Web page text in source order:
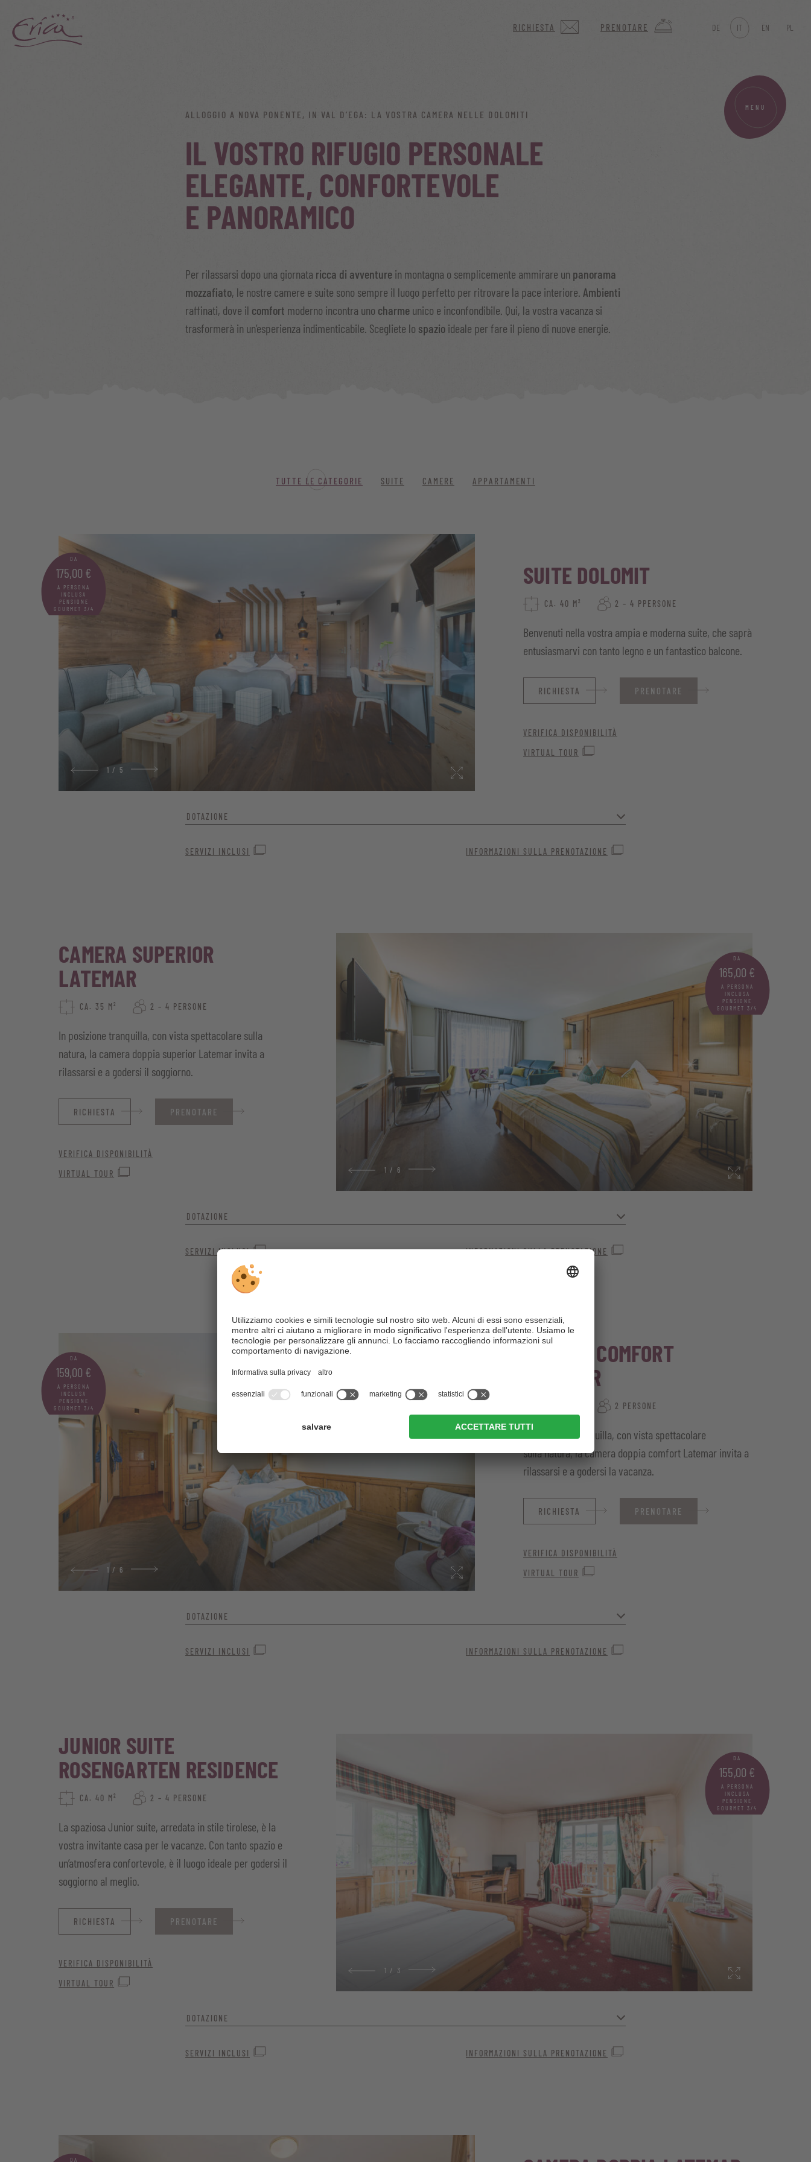
MENU
RICHIESTA PRENOTARE DE IT EN PL
ALLOGGIO A NOVA PONENTE, IN VAL D’EGA: LA VOSTRA CAMERA NELLE DOLOMITI
IL VOSTRO RIFUGIO PERSONALE
ELEGANTE, CONFORTEVOLE
E PANORAMICO
Per rilassarsi dopo una giornata ricca di avventure in montagna o semplicemente ammirare un panorama
mozzafiato, le nostre camere e suite sono sempre il luogo perfetto per ritrovare la pace interiore. Ambienti
raffinati, dove il comfort moderno incontra uno charme unico e inconfondibile. Qui, la vostra vacanza si
trasformerà in un’esperienza indimenticabile. Scegliete lo spazio ideale per fare il pieno di nuove energie.
TUTTE LE CATEGORIE SUITE CAMERE APPARTAMENTI
1 / 5
SUITE DOLOMIT
CA. 40 M² 2 – 4 PPERSONE
Benvenuti nella vostra ampia e moderna suite, che saprà
entusiasmarvi con tanto legno e un fantastico balcone.
RICHIESTA PRENOTARE
VERIFICA DISPONIBILITÀ
VIRTUAL TOUR
DA
175,00 €
A PERSONA
INCLUSA
PENSIONE
GOURMET 3/4
DOTAZIONE
La vista mozzafiato sul Corno Bianco, gli esclusivi letti boxspring e il mix di charme tirolese e moderna
eleganza creano il perfetto ambiente per una vacanza speciale. In coppia, con la famiglia o gli amici, qui
Bagno ampio e moderno con doccia a pioggia
WC separato con bidet e asciugacapelli
Pavimento in parquet di alta qualità
Minibar, TV satellitare, Wi-Fi, telefono e cassaforte
Cesto benessere con accappatoio, teli per la piscina e per la sauna, kilt da sauna
SERVIZI INCLUSI INFORMAZIONI SULLA PRENOTAZIONE
1 / 6
CAMERA SUPERIOR
LATEMAR
CA. 35 M² 2 – 4 PERSONE
In posizione tranquilla, con vista spettacolare sulla
natura, la camera doppia superior Latemar invita a
rilassarsi e a godersi il soggiorno.
RICHIESTA PRENOTARE
VERIFICA DISPONIBILITÀ
VIRTUAL TOUR
DA
165,00 €
A PERSONA
INCLUSA
PENSIONE
GOURMET 3/4
DOTAZIONE
Arredata in stile moderno e dotata di tutti i comfort, è il luogo perfetto dove trascorrere le vostre vacanze.
Ideale per chi è alla ricerca di tranquillità, comfort e comodità moderne.
Ampia vetrata con balcone e vista sulla natura
Pavimento in parquet di alta qualità
Bagno con doccia, WC, asciugacapelli
Cassaforte per i vostri oggetti di valore
Cesto benessere con accappatoio, teli per la piscina e la sauna, kilt da sauna
SERVIZI INCLUSI INFORMAZIONI SULLA PRENOTAZIONE
1 / 6
CAMERA COMFORT
LATEMAR
2 PERSONE
In posizione tranquilla, con vista spettacolare
sulla natura, la camera doppia comfort Latemar invita a
rilassarsi e a godersi la vacanza.
RICHIESTA PRENOTARE
VERIFICA DISPONIBILITÀ
VIRTUAL TOUR
DA
159,00 €
A PERSONA
INCLUSA
PENSIONE
GOURMET 3/4
DOTAZIONE
Un ambiente perfetto per il vostro soggiorno, grazie alle dotazioni moderne e all’atmosfera confortevole.
Ideale per ospiti che apprezzano la tranquillità, il comfort e le comodità moderne.
Bagno con doccia, WC, asciugacapelli
Telefono, TV satellitare e connessione wi-fi gratuita
Cesto benessere con accappatoio, teli per la piscina e la sauna, kilt da sauna
SERVIZI INCLUSI INFORMAZIONI SULLA PRENOTAZIONE
1 / 3
JUNIOR SUITE
ROSENGARTEN RESIDENCE
CA. 40 M² 2 – 4 PERSONE
La spaziosa Junior suite, arredata in stile tirolese, è la
vostra invitante casa per le vacanze. Con tanto spazio e
un’atmosfera confortevole, è il luogo ideale per godersi il
soggiorno al meglio.
RICHIESTA PRENOTARE
VERIFICA DISPONIBILITÀ
VIRTUAL TOUR
DA
155,00 €
A PERSONA
INCLUSA
PENSIONE
GOURMET 3/4
DOTAZIONE
Una soluzione perfetta per una vacanza di benessere a 360 gradi con tutta la famiglia, con gli amici o
in coppia.
Ampia zona soggiorno-notte
SERVIZI INCLUSI INFORMAZIONI SULLA PRENOTAZIONE
DA